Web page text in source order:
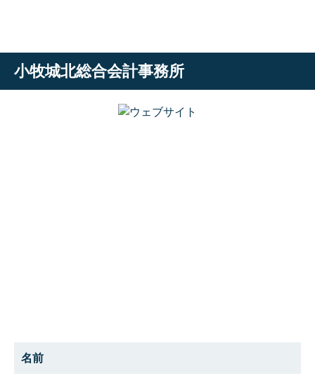
小牧城北総合会計事務所
名前